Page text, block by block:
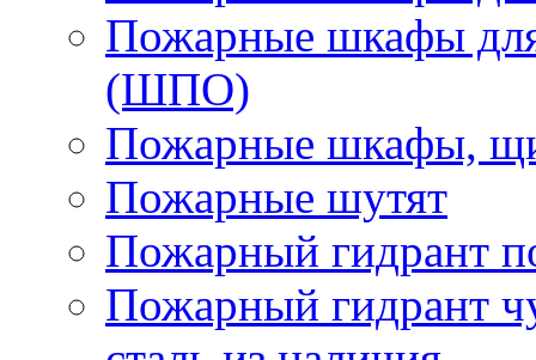
Пожарные шкафы
(ШПО)
Пожарные шкафы,
Пожарные шутят
Пожарный гидрант
Пожарный гидрант